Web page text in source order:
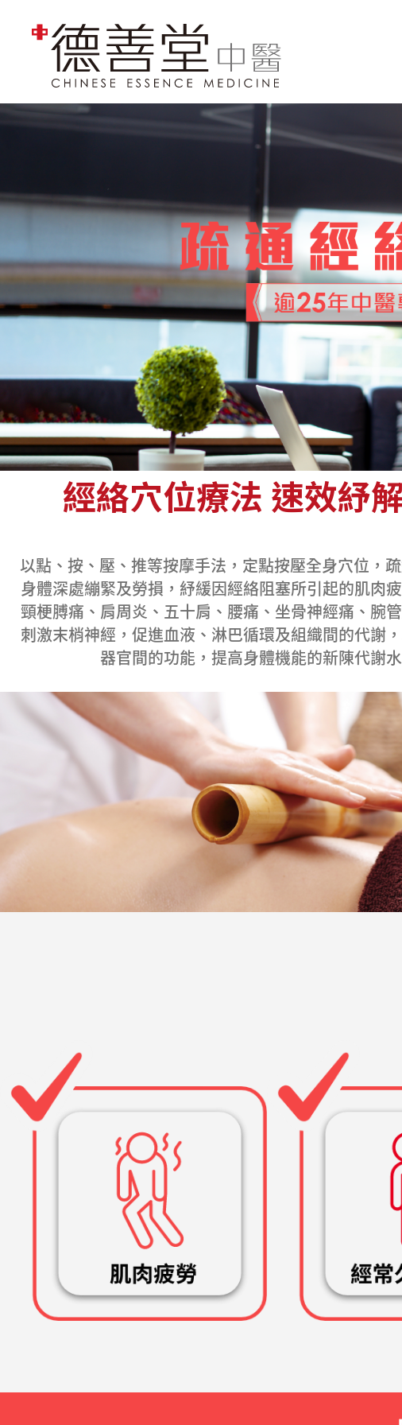
經絡穴位療法 速效紓
以點、按、壓、推等按摩手法，定點按壓全身穴位，
身體深處繃緊及勞損，紓緩因經絡阻塞所引起的肌肉
頸梗膊痛、肩周炎、五十肩、腰痛、坐骨神經痛、腕
刺激末梢神經，促進血液、淋巴循環及組織間的代謝
器官間的功能，提高身體機能的新陳代謝水